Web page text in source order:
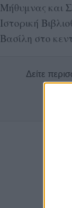
Μήθυμνας και
Ιστορική
Βασίλη στο
Δείτε